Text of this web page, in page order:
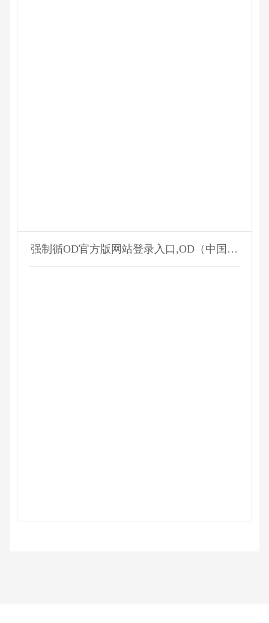
强制循OD官方版网站登录入口,OD（中国）
器